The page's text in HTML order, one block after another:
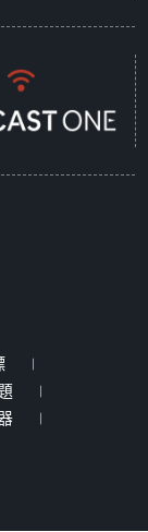
|
|
|